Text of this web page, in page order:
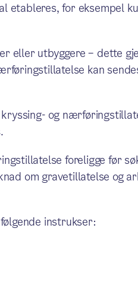
etableres, for eksempel
eller utbyggere – dette
kan
og
foreligge før
om gravetillatelse og
instrukser: